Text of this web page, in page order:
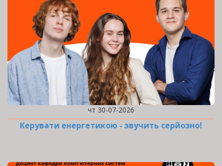
чт 30-07-2026
Керувати енергетикою - звучить серйозно!